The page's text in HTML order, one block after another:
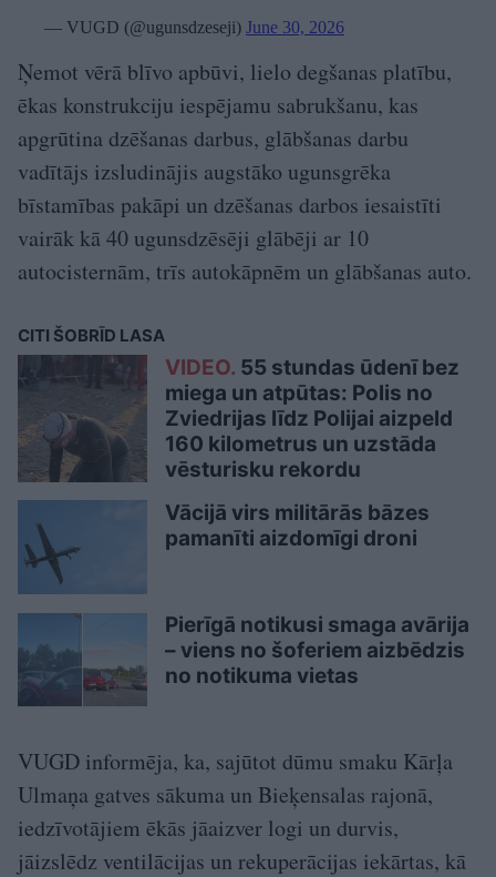
— VUGD (@ugunsdzeseji) June 30, 2026
Ņemot vērā blīvo apbūvi, lielo degšanas platību,
ēkas konstrukciju iespējamu sabrukšanu, kas
apgrūtina dzēšanas darbus, glābšanas darbu
vadītājs izsludinājis augstāko ugunsgrēka
bīstamības pakāpi un dzēšanas darbos iesaistīti
vairāk kā 40 ugunsdzēsēji glābēji ar 10
autocisternām, trīs autokāpnēm un glābšanas auto.
CITI ŠOBRĪD LASA
VIDEO. 55 stundas ūdenī bez
miega un atpūtas: Polis no
Zviedrijas līdz Polijai aizpeld
160 kilometrus un uzstāda
vēsturisku rekordu
Vācijā virs militārās bāzes
pamanīti aizdomīgi droni
Pierīgā notikusi smaga avārija
– viens no šoferiem aizbēdzis
no notikuma vietas
VUGD informēja, ka, sajūtot dūmu smaku Kārļa
Ulmaņa gatves sākuma un Bieķensalas rajonā,
iedzīvotājiem ēkās jāaizver logi un durvis,
jāizslēdz ventilācijas un rekuperācijas iekārtas, kā